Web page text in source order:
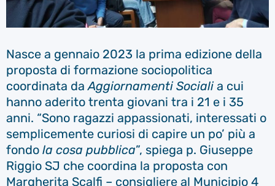
Nasce a gennaio 2023 la prima edizione della
proposta di formazione sociopolitica
coordinata daAggiornamenti Socialia cui
hanno aderito trenta giovani tra i 21 e i 35
anni. “Sono ragazzi appassionati, interessati o
semplicemente curiosi di capire un po’ più a
fondo la cosa pubblica”, spiega p. Giuseppe
Riggio SJ che coordina la proposta con
Margherita Scalfi – consigliere al Municipio 4